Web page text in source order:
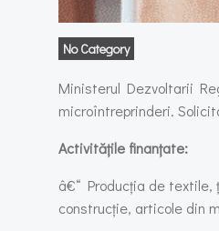
No Category
Ministerul Dezvoltarii
microîntreprinderi.
Activitățile finanțate:
â€“ Producția de
construcție, articole din